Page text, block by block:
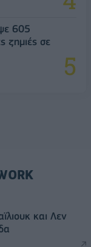
605
ζημιές σε
και Λεν